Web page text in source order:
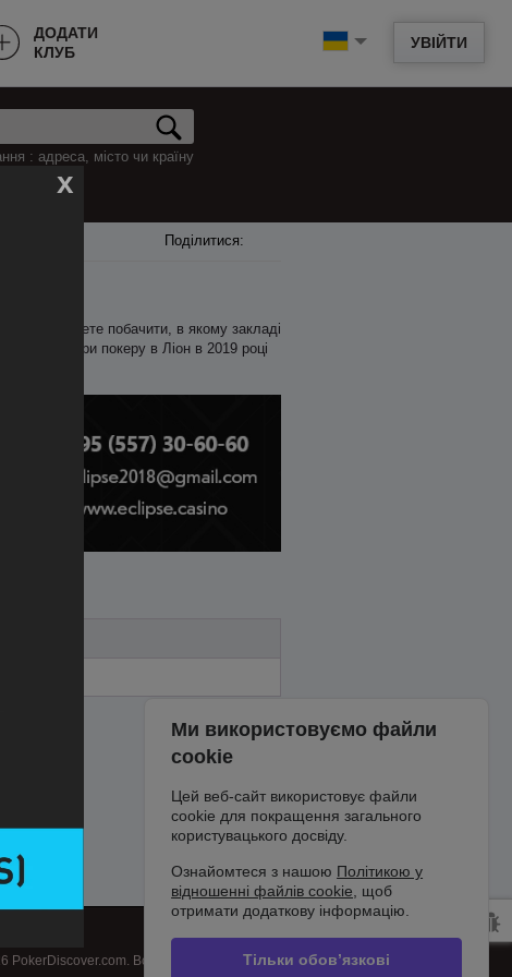
УВІЙТИ
ДОДАТИ
КЛУБ
: адреса, місто чи країну
x
Поділитися:
ви можете побачити, в якому закладі
кеш-ігри покеру в Ліон в 2019 році
PokerDiscover.com. Всі права захищені.
Ми використовуємо файли
cookie
Цей веб-сайт використовує файли
cookie для покращення загального
користувацького досвіду.
Ознайомтеся з нашою Політикою у
відношенні файлів cookie, щоб
отримати додаткову інформацію.
Тільки обов’язкові